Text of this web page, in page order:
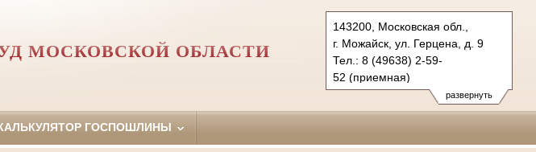
развернуть
143200, Московская обл.,
г. Можайск, ул. Герцена, д. 9
Тел.: 8 (49638) 2-59-
52 (приемная)
2-07-88 (общ. отд.)
mojaisk.mo@sudrf.ru
МОСКОВСКОЙ ОБЛАСТИ
ГОСПОШЛИНЫ